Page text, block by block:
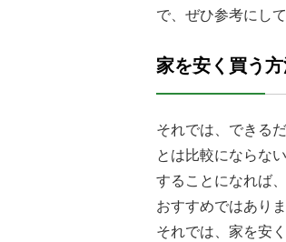
で、ぜひ参考にし
家を安く買う
それでは、できる
とは比較にならな
することになれば
おすすめではありま
それでは、家を安